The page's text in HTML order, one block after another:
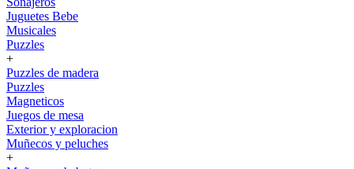
Juguetes Bebe
Musicales
Puzzles
+
Puzzles de madera
Puzzles
Magneticos
Juegos de mesa
Exterior y exploracion
Muñecos y peluches
+